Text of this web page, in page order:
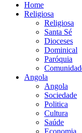
Home
Religiosa
Religiosa
Santa Sé
Dioceses
Dominical
Paróquia
Angola
Angola
Sociedade
Politica
Cultura
Saúde
Economia